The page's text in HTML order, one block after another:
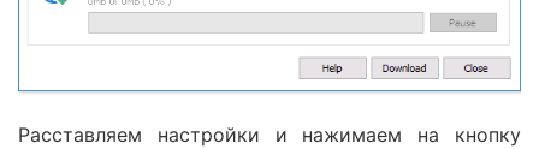
Расставляем настройки и нажимаем на кнопку